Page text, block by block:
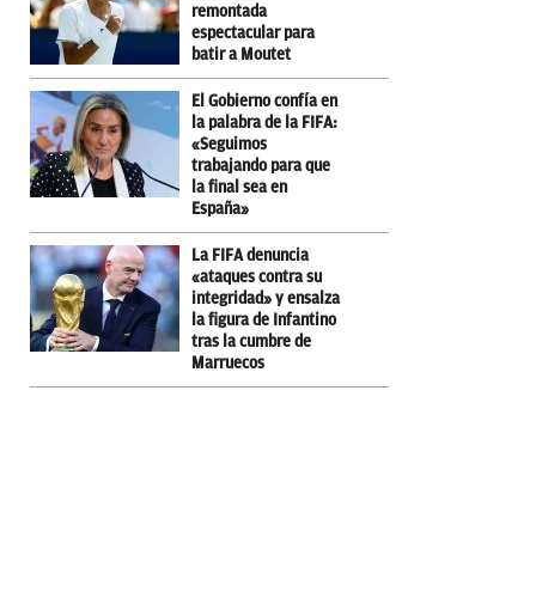
remontada
espectacular para
batir a Moutet
El Gobierno confía en
la palabra de la FIFA:
«Seguimos
trabajando para que
la final sea en
España»
La FIFA denuncia
«ataques contra su
integridad» y ensalza
la figura de Infantino
tras la cumbre de
Marruecos